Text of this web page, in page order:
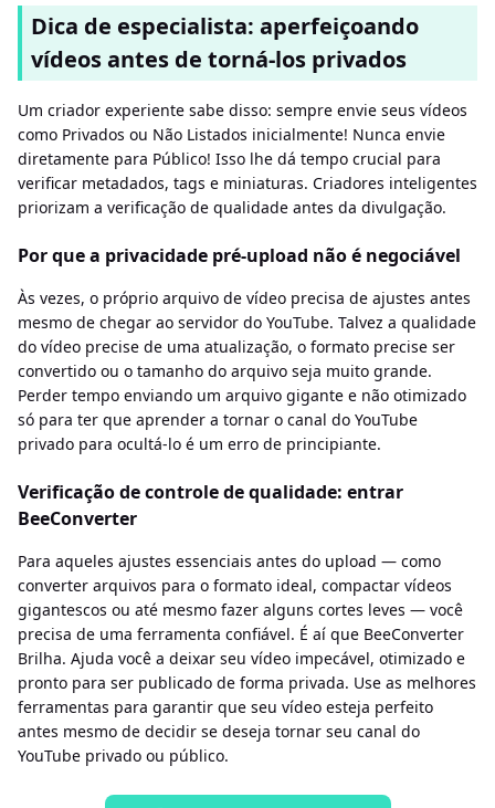
Dica de especialista: aperfeiçoando
vídeos antes de torná-los privados
Um criador experiente sabe disso: sempre envie seus vídeos
como Privados ou Não Listados inicialmente! Nunca envie
diretamente para Público! Isso lhe dá tempo crucial para
verificar metadados, tags e miniaturas. Criadores inteligentes
priorizam a verificação de qualidade antes da divulgação.
Por que a privacidade pré-upload não é negociável
Às vezes, o próprio arquivo de vídeo precisa de ajustes antes
mesmo de chegar ao servidor do YouTube. Talvez a qualidade
do vídeo precise de uma atualização, o formato precise ser
convertido ou o tamanho do arquivo seja muito grande.
Perder tempo enviando um arquivo gigante e não otimizado
só para ter que aprender a tornar o canal do YouTube
privado para ocultá-lo é um erro de principiante.
Verificação de controle de qualidade: entrar
BeeConverter
Para aqueles ajustes essenciais antes do upload — como
converter arquivos para o formato ideal, compactar vídeos
gigantescos ou até mesmo fazer alguns cortes leves — você
precisa de uma ferramenta confiável. É aí que BeeConverter
Brilha. Ajuda você a deixar seu vídeo impecável, otimizado e
pronto para ser publicado de forma privada. Use as melhores
ferramentas para garantir que seu vídeo esteja perfeito
antes mesmo de decidir se deseja tornar seu canal do
YouTube privado ou público.